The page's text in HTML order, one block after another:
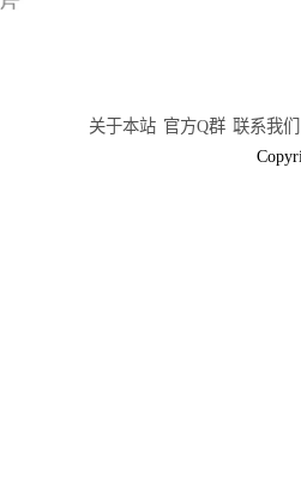
关于本站 官方Q群 联系我们